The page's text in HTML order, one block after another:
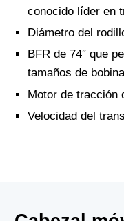
conocido líder en
Diámetro del
BFR de 74″ que
tamaños de bobina
Motor de tracción
Velocidad del